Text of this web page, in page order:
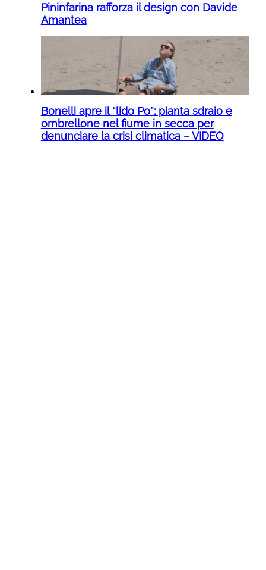
Pininfarina rafforza il design con Davide
Amantea
Bonelli apre il “lido Po”: pianta sdraio e
ombrellone nel fiume in secca per
denunciare la crisi climatica – VIDEO